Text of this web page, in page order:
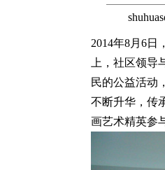
2014年8月6
上，社区领
民的公益活动
不断升华，传
画艺术精英参